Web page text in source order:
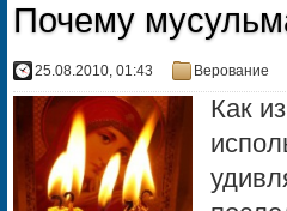
Почему
25.08.2010, 01:43 Верование
Как